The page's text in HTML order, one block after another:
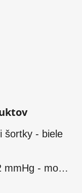
šortky - biele
Kompresné podkolienky 18-22 mmHg - modré